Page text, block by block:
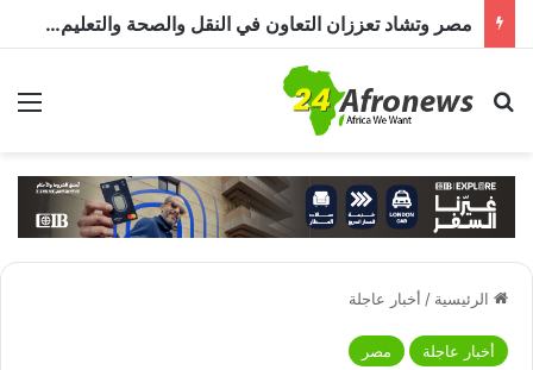
مصر وتشاد تعززان التعاون في النقل والصحة والتعليم والاستثمار خلال الدورة الرابعة للجنة المشتركة
بحث عن
الرئيسية / أخبار عاجلة
أخبار عاجلة مصر